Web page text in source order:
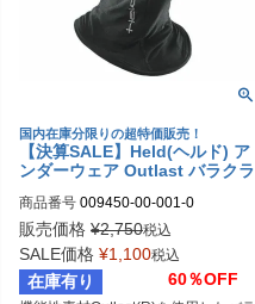
国内在庫分限りの超特価販売！
【決算SALE】Held(ヘルド) ア
ンダーウェア Outlast バラクラ
商品番号 009450-00-001-0
009450-00/001-0-Stck
販売価格 ¥2,750税込
SALE価格 ¥1,100税込
在庫有り 60％OFF